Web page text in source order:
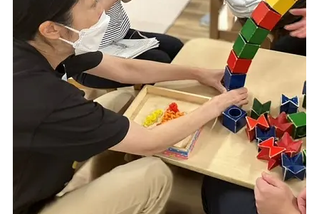
千葉県 千葉県 全域
埼玉県 埼玉県 全域
兵庫県 兵庫県 全域